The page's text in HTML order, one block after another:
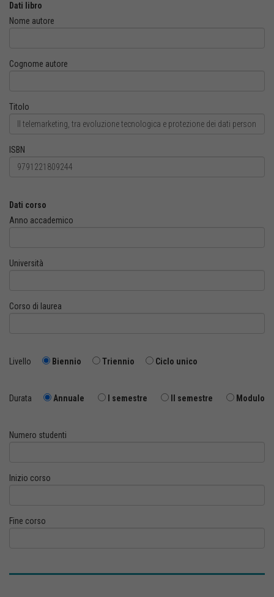
Dati libro
Nome autore
Cognome autore
Titolo
ISBN
Dati corso
Anno accademico
Università
Corso di laurea
Livello Biennio Triennio Ciclo unico
Durata Annuale I semestre II semestre Modulo
Numero studenti
Inizio corso
Fine corso